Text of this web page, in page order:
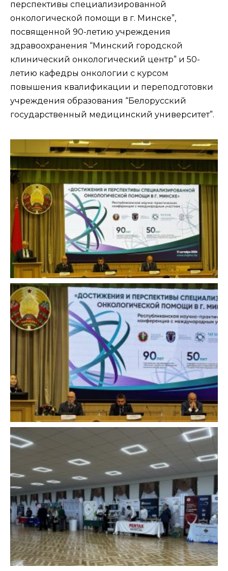
перспективы специализированной
онкологической помощи в г. Минске”,
посвященной 90-летию учреждения
здравоохранения “Минский городской
клинический онкологический центр” и 50-
летию кафедры онкологии с курсом
повышения квалификации и переподготовки
учреждения образования “Белорусский
государственный медицинский университет”.